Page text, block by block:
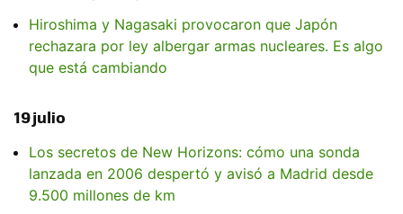
Hiroshima y Nagasaki provocaron que Japón
rechazara por ley albergar armas nucleares. Es algo
que está cambiando
19 julio
Los secretos de New Horizons: cómo una sonda
lanzada en 2006 despertó y avisó a Madrid desde
9.500 millones de km